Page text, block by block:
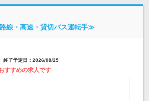
線・高速・貸切バス運転手≫
了予定日：2026/08/25
すすめの求人です